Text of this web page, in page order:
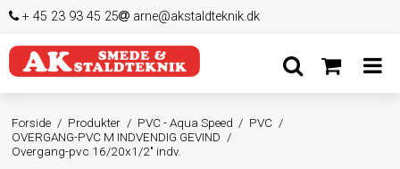
+ 45 23 93 45 25 arne@akstaldteknik.dk
Forside / Produkter / PVC - Aqua Speed / PVC /
OVERGANG-PVC M INDVENDIG GEVIND /
Overgang-pvc 16/20x1/2" indv.